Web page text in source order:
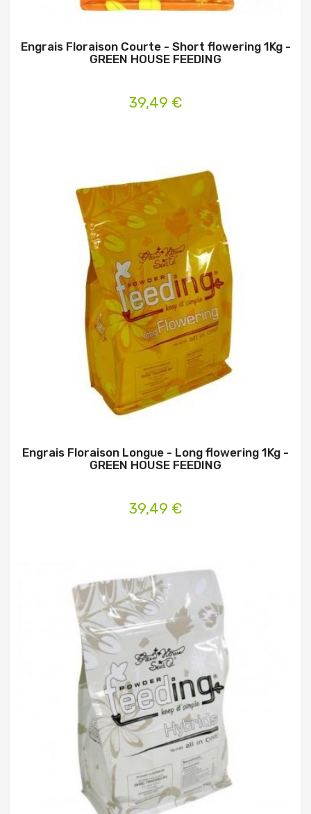
Engrais Floraison Courte - Short flowering 1Kg -
GREEN HOUSE FEEDING
39,49 €
Engrais Floraison Longue - Long flowering 1Kg -
GREEN HOUSE FEEDING
39,49 €